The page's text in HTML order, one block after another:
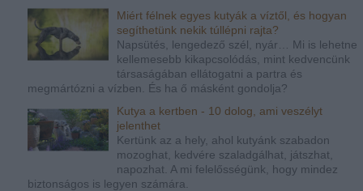
Miért félnek egyes kutyák a víztől, és hogyan
segíthetünk nekik túllépni rajta?
Napsütés, lengedező szél, nyár… Mi is lehetne
kellemesebb kikapcsolódás, mint kedvencünk
társaságában ellátogatni a partra és
megmártózni a vízben. És ha ő másként gondolja?
Kutya a kertben - 10 dolog, ami veszélyt
jelenthet
Kertünk az a hely, ahol kutyánk szabadon
mozoghat, kedvére szaladgálhat, játszhat,
napozhat. A mi felelősségünk, hogy mindez
biztonságos is legyen számára.